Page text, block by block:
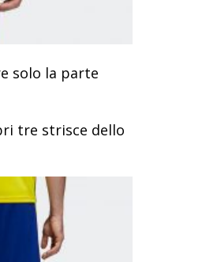
solo la parte
tre strisce dello